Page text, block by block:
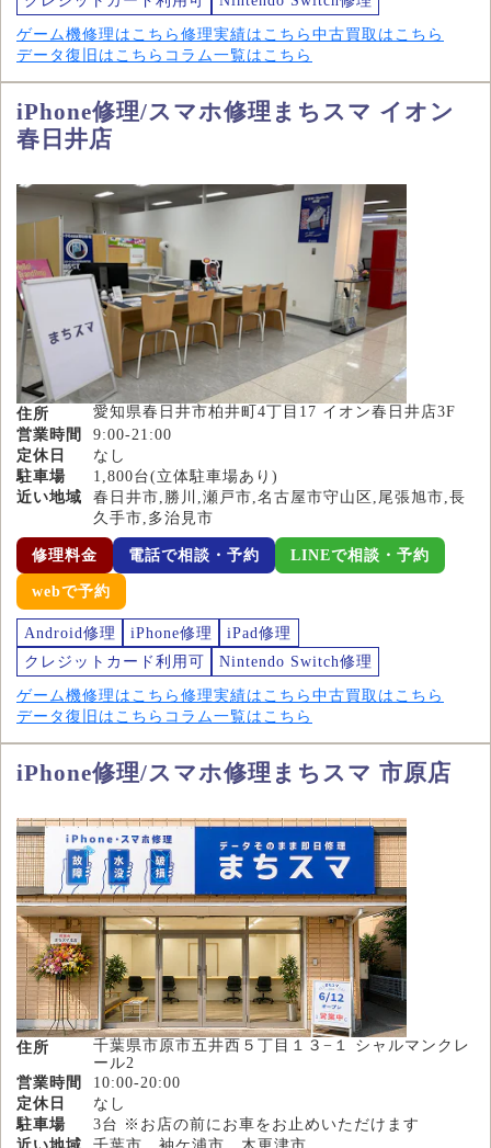
ゲーム機修理はこちら 修理実績はこちら 中古買取はこちら
データ復旧はこちら コラム一覧はこちら
iPhone修理/スマホ修理まちスマ イオン
春日井店
住所
愛知県春日井市柏井町4丁目17 イオン春日井店3F
営業時間
9:00-21:00
定休日
なし
駐車場
1,800台(立体駐車場あり)
近い地域
春日井市,勝川,瀬戸市,名古屋市守山区,尾張旭市,長
久手市,多治見市
修理料金 電話で相談・予約 LINEで相談・予約
webで予約
Android修理 iPhone修理
iPad修理
クレジットカード利用可
Nintendo Switch修理
ゲーム機修理はこちら 修理実績はこちら 中古買取はこちら
データ復旧はこちら コラム一覧はこちら
iPhone修理/スマホ修理まちスマ 市原店
住所
千葉県市原市五井西５丁目１３−１ シャルマンクレ
ール2
営業時間
10:00-20:00
定休日
なし
駐車場
3台 ※お店の前にお車をお止めいただけます